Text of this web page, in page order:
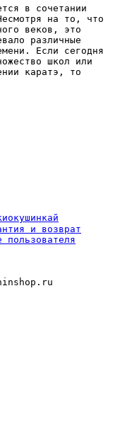
в сочетании
на то, что
веков, это
различные
Если сегодня
школ или
каратэ, то
и возврат
пользователя